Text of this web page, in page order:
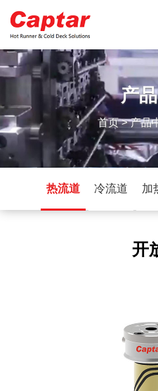
产
首页>产品
热流道 冷流道 加
开